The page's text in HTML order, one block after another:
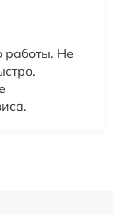
работы. Не